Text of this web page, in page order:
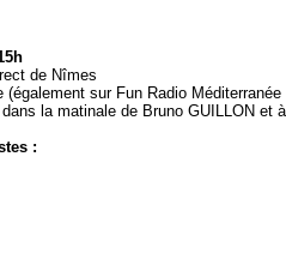
de Nîmes
(également sur Fun Radio
la matinale de Bruno GUILLON et
: